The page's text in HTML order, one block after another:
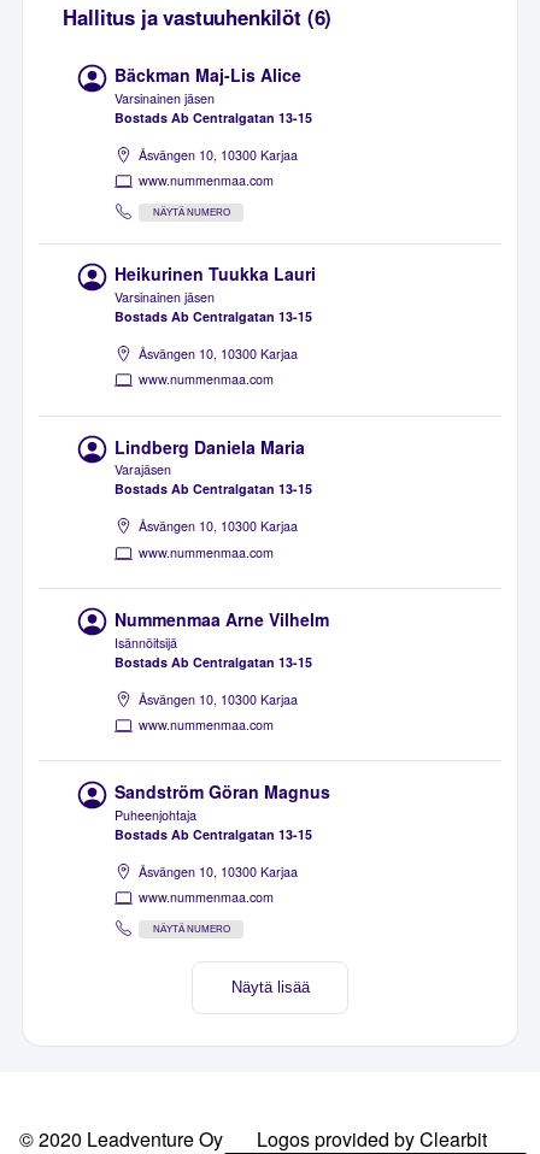
Hallitus ja vastuuhenkilöt (6)
Bäckman Maj-Lis Alice
Varsinainen jäsen
Bostads Ab Centralgatan 13-15
Åsvängen 10, 10300 Karjaa
www.nummenmaa.com
NÄYTÄ NUMERO
Heikurinen Tuukka Lauri
Varsinainen jäsen
Bostads Ab Centralgatan 13-15
Åsvängen 10, 10300 Karjaa
www.nummenmaa.com
Lindberg Daniela Maria
Varajäsen
Bostads Ab Centralgatan 13-15
Åsvängen 10, 10300 Karjaa
www.nummenmaa.com
Nummenmaa Arne Vilhelm
Isännöitsijä
Bostads Ab Centralgatan 13-15
Åsvängen 10, 10300 Karjaa
www.nummenmaa.com
Sandström Göran Magnus
Puheenjohtaja
Bostads Ab Centralgatan 13-15
Åsvängen 10, 10300 Karjaa
www.nummenmaa.com
NÄYTÄ NUMERO
Näytä lisää
© 2020 Leadventure Oy
Logos provided by Clearbit